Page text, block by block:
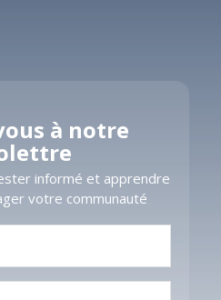
à notre
informé et apprendre
votre communauté